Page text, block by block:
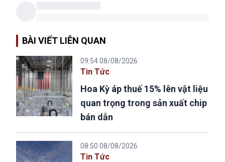
BÀI VIẾT LIÊN QUAN
09:54 08/08/2026
Tin Tức
Hoa Kỳ áp thuế 15% lên vật liệu
quan trọng trong sản xuất chip
bán dẫn
08:50 08/08/2026
Tin Tức